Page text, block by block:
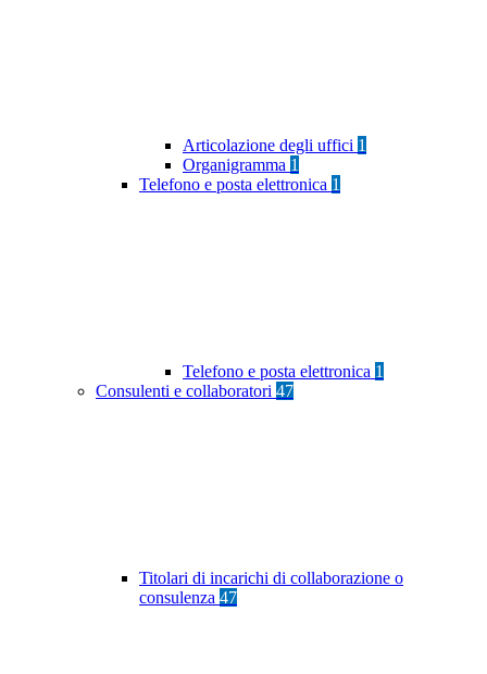
Articolazione degli uffici 1
Organigramma 1
Telefono e posta elettronica 1
Telefono e posta elettronica 1
Consulenti e collaboratori 47
Titolari di incarichi di collaborazione o
consulenza 47